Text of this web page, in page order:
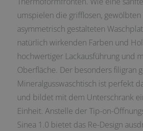
umspielen die grifflosen,
asymmetrisch gestalteten
natürlich wirkenden Farben und
hochwertiger Lackausführung und
Oberfläche. Der besonders filigran
Mineralgusswaschtisch ist perfekt
und bildet mit dem Unterschrank
Einheit. Anstelle der Tip-on-
Sinea 1.0 bietet das Re-Design